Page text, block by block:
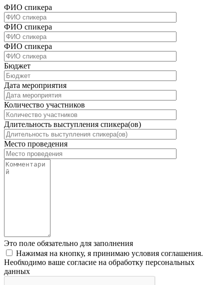
ФИО спикера
ФИО спикера
ФИО спикера
Бюджет
Дата мероприятия
Количество участников
Длительность выступления спикера(ов)
Место проведения
Это поле обязательно для заполнения
Нажимая на кнопку, я принимаю условия соглашения.
Необходимо ваше согласие на обработку персональных
данных